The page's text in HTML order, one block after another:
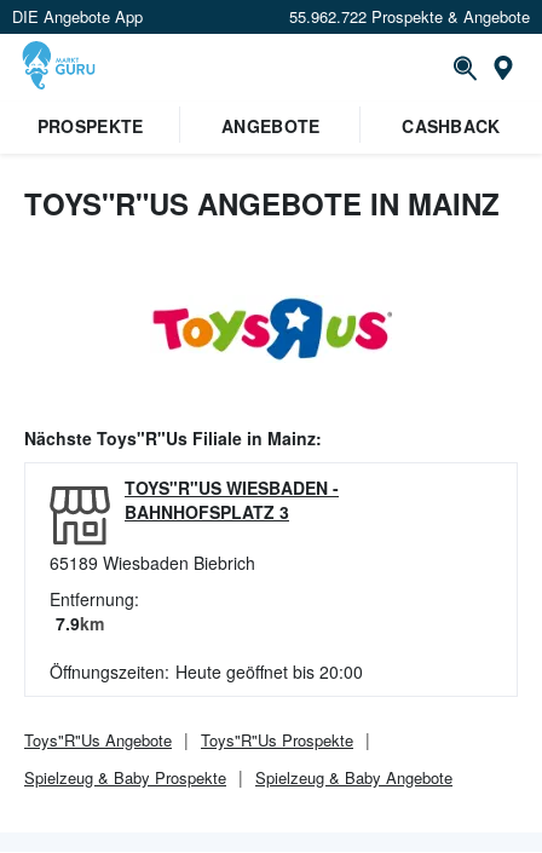
DIE Angebote App 55.962.722 Prospekte & Angebote
PROSPEKTE
ANGEBOTE CASHBACK
TOYS"R"US ANGEBOTE IN MAINZ
Nächste Toys"R"Us Filiale in Mainz:
TOYS"R"US WIESBADEN -
BAHNHOFSPLATZ 3
65189 Wiesbaden Biebrich
Entfernung:
7.9km
Öffnungszeiten: Heute geöffnet bis 20:00
Toys"R"Us Angebote Toys"R"Us Prospekte
Spielzeug & Baby Prospekte Spielzeug & Baby Angebote